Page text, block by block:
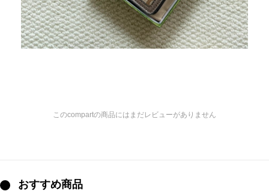
このcompartの商品にはまだレビューがありません
おすすめ商品